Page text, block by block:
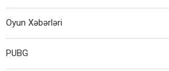
Oyun Xəbərləri
PUBG